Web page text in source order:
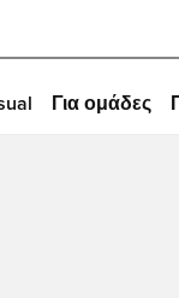
Για ομάδες